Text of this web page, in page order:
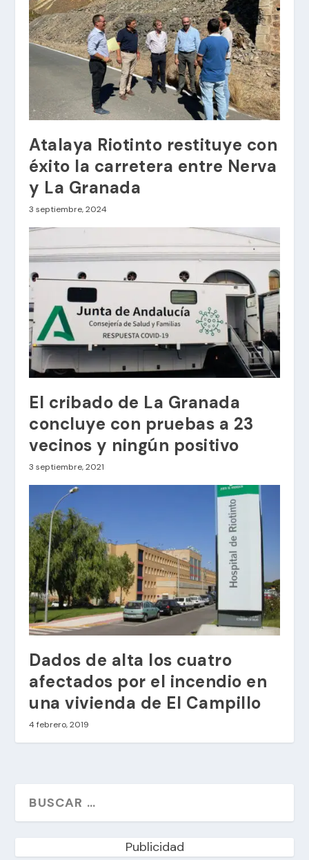
Atalaya Riotinto restituye con
éxito la carretera entre Nerva
y La Granada
3 septiembre, 2024
El cribado de La Granada
concluye con pruebas a 23
vecinos y ningún positivo
3 septiembre, 2021
Dados de alta los cuatro
afectados por el incendio en
una vivienda de El Campillo
4 febrero, 2019
Publicidad